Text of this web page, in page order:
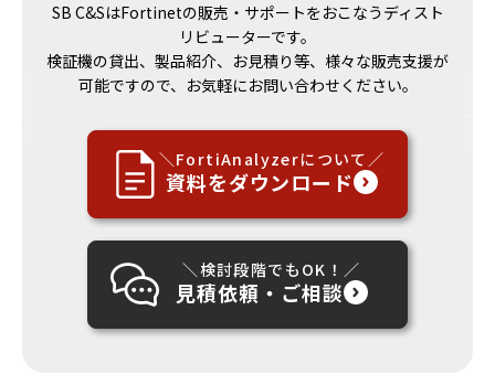
SB C&SはFortinetの販売・サポートをおこなうディスト
リビューターです。
検証機の貸出、製品紹介、お見積り等、様々な販売支援が
可能ですので、お気軽にお問い合わせください。
＼FortiAnalyzerについて／
資料をダウンロード
＼検討段階でもOK！／
見積依頼・ご相談